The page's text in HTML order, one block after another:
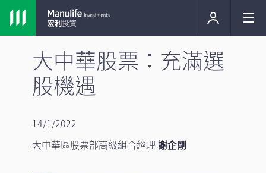
大中華股票：充滿選
股機遇
14/1/2022
大中華區股票部高級組合經理 謝企剛